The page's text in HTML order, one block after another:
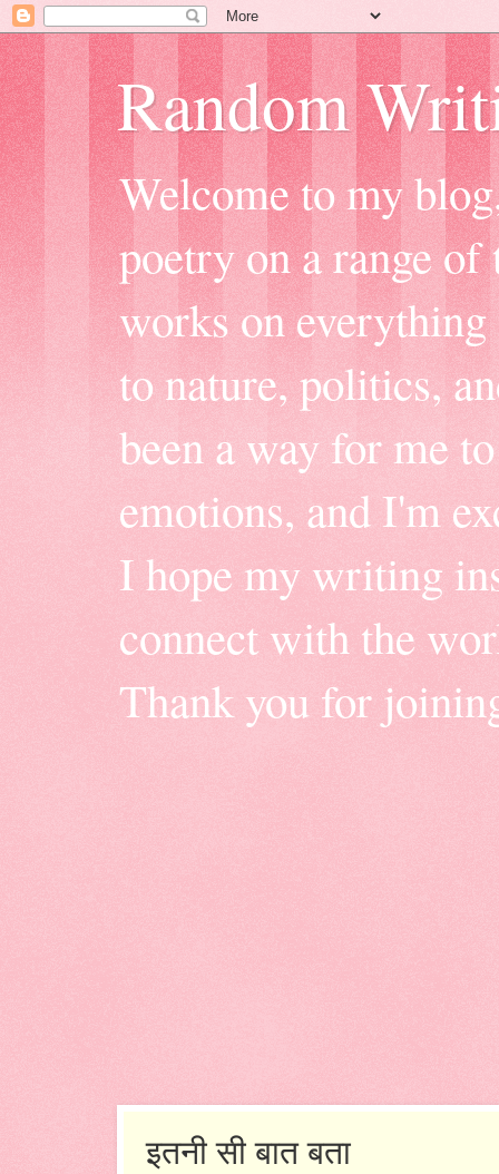
Random
Welcome to my
poetry on a range
works on
to nature, politics,
been a way for me
emotions, and I'm
I hope my writing
connect with the
Thank you for
इतनी सी बात बता